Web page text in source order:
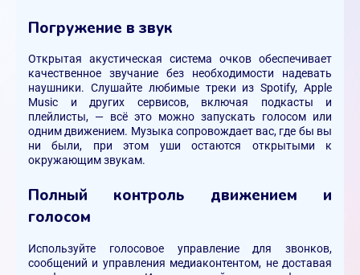
Погружение в звук
Открытая акустическая система очков обеспечивает
качественное звучание без необходимости надевать
наушники. Слушайте любимые треки из Spotify, Apple
Music и других сервисов, включая подкасты и
плейлисты, — всё это можно запускать голосом или
одним движением. Музыка сопровождает вас, где бы вы
ни были, при этом уши остаются открытыми к
окружающим звукам.
Полный контроль движением и
голосом
Используйте голосовое управление для звонков,
сообщений и управления медиаконтентом, не доставая